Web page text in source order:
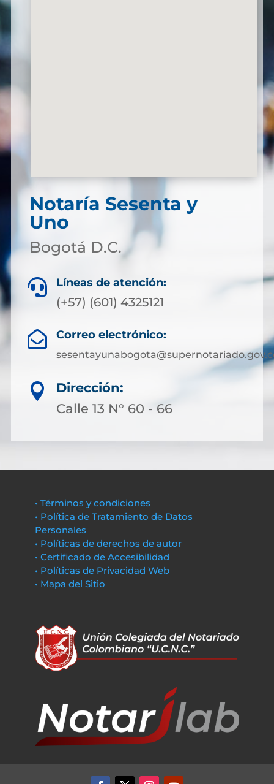
Notaría Sesenta y
Uno
Bogotá D.C.
 Líneas de atención:
(+57) (601) 4325121
 Correo electrónico:

Dirección:
Calle 13 N° 60 - 66
• Términos y condiciones
• Política de Tratamiento de Datos
Personales
• Políticas de derechos de autor
• Certificado de Accesibilidad
• Políticas de Privacidad Web
• Mapa del Sitio